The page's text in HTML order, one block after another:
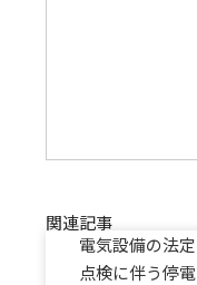
関連記事
電気設備の法定
点検に伴う停電